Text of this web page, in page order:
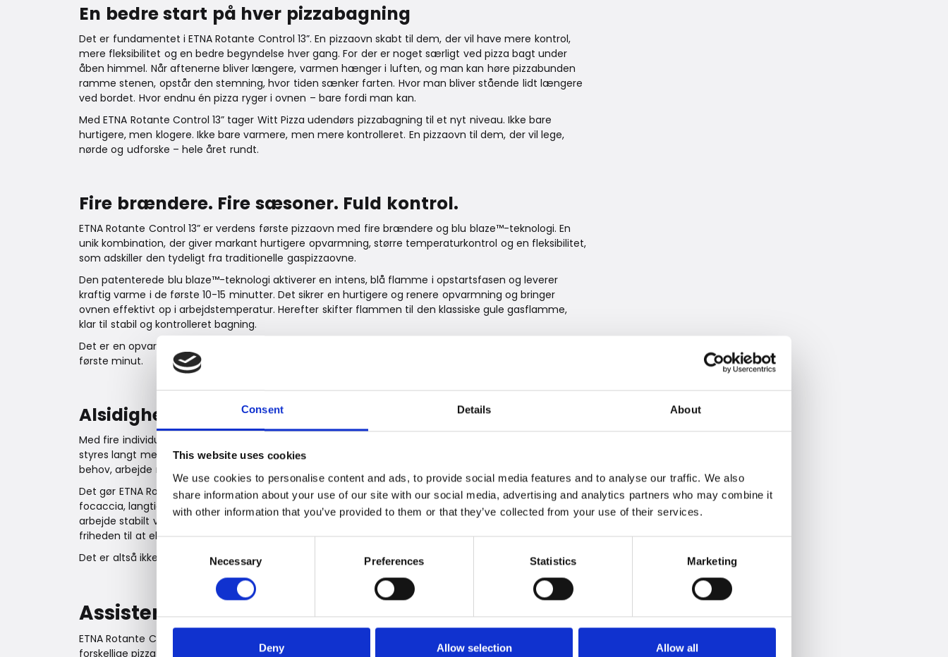
Consent Details About
This website uses cookies
We use cookies to personalise content and ads, to provide social media features and to analyse our traffic. We also
share information about your use of our site with our social media, advertising and analytics partners who may combine it
with other information that you’ve provided to them or that they’ve collected from your use of their services.
Selection
Necessary Preferences Statistics Marketing
Deny Allow selection Allow all
En bedre start på hver pizzabagning
Det er fundamentet i ETNA Rotante Control 13”. En pizzaovn skabt til dem, der vil have mere kontrol,
mere fleksibilitet og en bedre begyndelse hver gang. For der er noget særligt ved pizza bagt under
åben himmel. Når aftenerne bliver længere, varmen hænger i luften, og man kan høre pizzabunden
ramme stenen, opstår den stemning, hvor tiden sænker farten. Hvor man bliver stående lidt længere
ved bordet. Hvor endnu én pizza ryger i ovnen – bare fordi man kan.
Med ETNA Rotante Control 13” tager Witt Pizza udendørs pizzabagning til et nyt niveau. Ikke bare
hurtigere, men klogere. Ikke bare varmere, men mere kontrolleret. En pizzaovn til dem, der vil lege,
nørde og udforske – hele året rundt.
Fire brændere. Fire sæsoner. Fuld kontrol.
ETNA Rotante Control 13” er verdens første pizzaovn med fire brændere og blu blaze™-teknologi. En
unik kombination, der giver markant hurtigere opvarmning, større temperaturkontrol og en fleksibilitet,
som adskiller den tydeligt fra traditionelle gaspizzaovne.
Den patenterede blu blaze™-teknologi aktiverer en intens, blå flamme i opstartsfasen og leverer
kraftig varme i de første 10-15 minutter. Det sikrer en hurtigere og renere opvarmning og bringer
ovnen effektivt op i arbejdstemperatur. Herefter skifter flammen til den klassiske gule gasflamme,
klar til stabil og kontrolleret bagning.
Det er en opvarmningsproces, som kun findes i Witt Pizzaovne – og som gør en mærkbar forskel fra
første minut.
Alsidighed, du mærker i praksis
Med fire individuelle brændere – en tredelt hovedbrænder kombineret med en booster – kan varmen
styres langt mere nuanceret end i traditionelle pizzaovne. Du kan tænde og slukke for brændere efter
behov, arbejde med lavere grundtemperaturer og justere varmen præcist efter det, du laver.
Det gør ETNA Rotante Control 13” ideel til meget mere end klassisk napolitansk pizza. Deep-pan,
focaccia, langtidsstegning, grøntsager og slow-cooking bliver en naturlig del af repertoiret. Ovnen kan
arbejde stabilt ved lavere temperaturer – noget mange gaspizzaovne har svært ved – og giver dig
friheden til at eksperimentere.
Det er altså ikke bare en pizzaovn. Det er et udendørskøkken i kompakt format.
Assisteret – eller helt på egne præmisser
ETNA Rotante Control 13” er udstyret med 6 assisterede programmer, der guider dig gennem
forskellige pizzatyper og temperaturzoner. Samtidig kan du altid vælge manuel mode og tage fuld